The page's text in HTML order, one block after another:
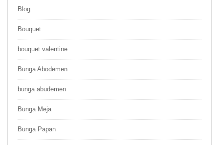
Blog
Bouquet
bouquet valentine
Bunga Abodemen
bunga abudemen
Bunga Meja
Bunga Papan